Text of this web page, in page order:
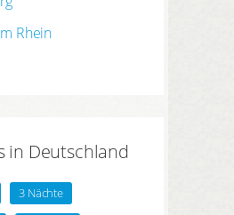
Rhein
in Deutschland
3 Nächte